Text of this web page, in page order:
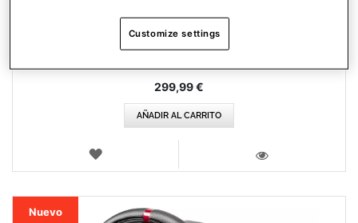
299,99 €
AÑADIR AL CARRITO
LISTA
Nuevo
Customize settings